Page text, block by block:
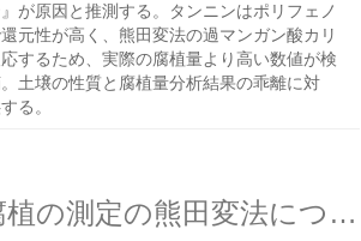
が原因と推測する。タンニンはポリフェノ
元性が高く、熊田変法の過マンガン酸カリ
するため、実際の腐植量より高い数値が検
土壌の性質と腐植量分析結果の乖離に対
る。
土壌分析の腐植の測定の熊田変法について